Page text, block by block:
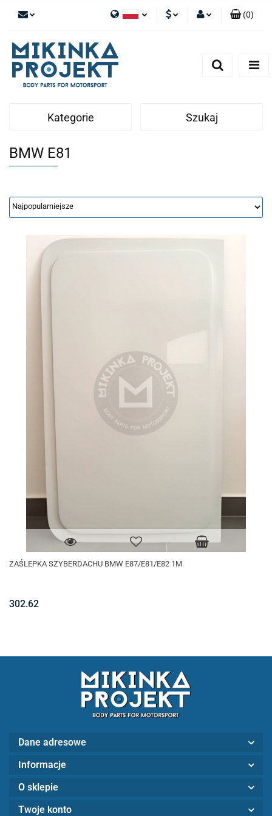
Polski
English
(0)
Kategorie Szukaj
BMW E81
ZAŚLEPKA SZYBERDACHU BMW E87/E81/E82 1M
302.62
Dane adresowe
Informacje
O sklepie
Twoje konto